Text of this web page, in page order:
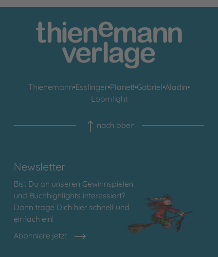
Thienemann•Esslinger•Planet!•Gabriel•Aladin•
Loomlight
nach oben
Newsletter
Bist Du an unseren Gewinnspielen
und Buchhighlights interessiert?
Dann trage Dich hier schnell und
einfach ein!
Abonniere jetzt